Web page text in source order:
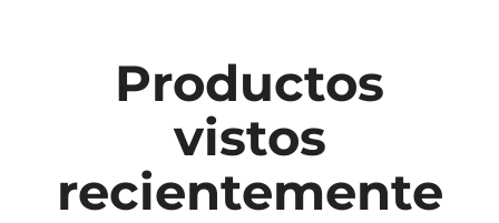
Productos
vistos
recientemente